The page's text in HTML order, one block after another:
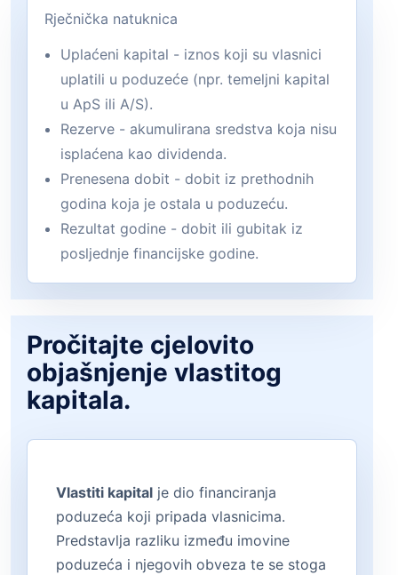
Rječnička natuknica
Uplaćeni kapital - iznos koji su vlasnici
uplatili u poduzeće (npr. temeljni kapital
u ApS ili A/S).
Rezerve - akumulirana sredstva koja nisu
isplaćena kao dividenda.
Prenesena dobit - dobit iz prethodnih
godina koja je ostala u poduzeću.
Rezultat godine - dobit ili gubitak iz
posljednje financijske godine.
Pročitajte cjelovito
objašnjenje vlastitog
kapitala.
Vlastiti kapital je dio financiranja
poduzeća koji pripada vlasnicima.
Predstavlja razliku između imovine
poduzeća i njegovih obveza te se stoga